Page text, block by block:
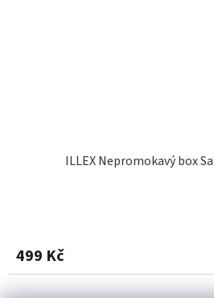
ILLEX Nepromokavý box
499 Kč